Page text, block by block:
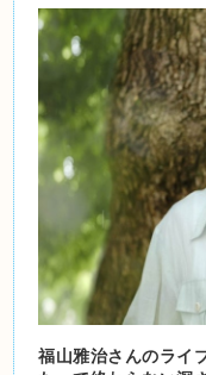
福山雅治さんのライ